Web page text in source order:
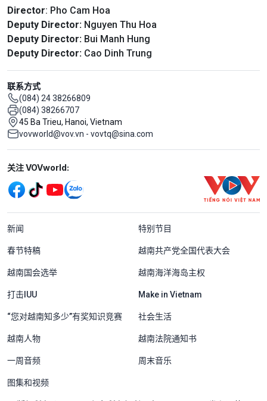
Director: Pho Cam Hoa
Deputy Director: Nguyen Thu Hoa
Deputy Director: Bui Manh Hung
Deputy Director: Cao Dinh Trung
联系方式
(084) 24 38266809
(084) 38266707
45 Ba Trieu, Hanoi, Vietnam
vovworld@vov.vn - vovtq@sina.com
Mạng xã hội
关注 VOVworld:
Menu footer tiếng Trung Quốc
新闻 特别节目
春节特稿 越南共产党全国代表大会
越南国会选举 越南海洋海岛主权
打击IUU Make in Vietnam
“您对越南知多少”有奖知识竞赛 社会生活
越南人物 越南法院通知书
一周音频 周末音乐
图集和视频